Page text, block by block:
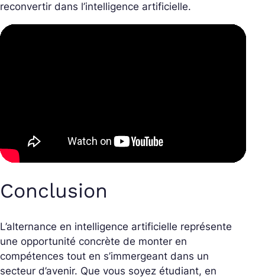
reconvertir dans l’intelligence artificielle.
Conclusion
L’alternance en intelligence artificielle représente
une opportunité concrète de monter en
compétences tout en s’immergeant dans un
secteur d’avenir. Que vous soyez étudiant, en